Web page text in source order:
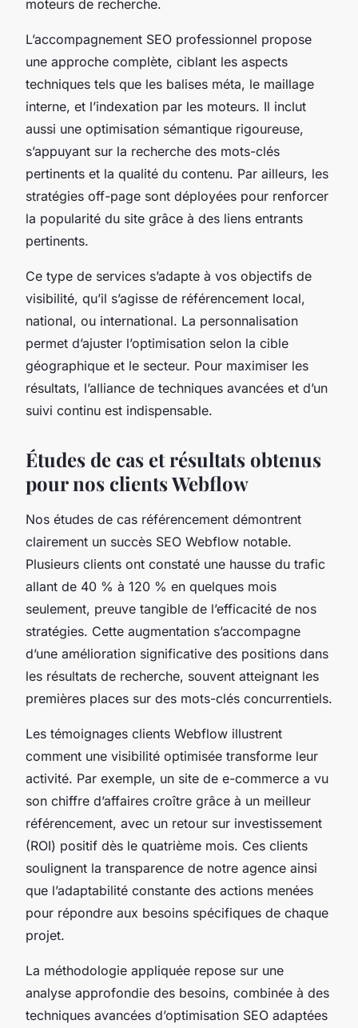
moteurs de recherche.
L’accompagnement SEO professionnel propose
une approche complète, ciblant les aspects
techniques tels que les balises méta, le maillage
interne, et l’indexation par les moteurs. Il inclut
aussi une optimisation sémantique rigoureuse,
s’appuyant sur la recherche des mots-clés
pertinents et la qualité du contenu. Par ailleurs, les
stratégies off-page sont déployées pour renforcer
la popularité du site grâce à des liens entrants
pertinents.
Ce type de services s’adapte à vos objectifs de
visibilité, qu’il s’agisse de référencement local,
national, ou international. La personnalisation
permet d’ajuster l’optimisation selon la cible
géographique et le secteur. Pour maximiser les
résultats, l’alliance de techniques avancées et d’un
suivi continu est indispensable.
Études de cas et résultats obtenus
pour nos clients Webflow
Nos études de cas référencement démontrent
clairement un succès SEO Webflow notable.
Plusieurs clients ont constaté une hausse du trafic
allant de 40 % à 120 % en quelques mois
seulement, preuve tangible de l’efficacité de nos
stratégies. Cette augmentation s’accompagne
d’une amélioration significative des positions dans
les résultats de recherche, souvent atteignant les
premières places sur des mots-clés concurrentiels.
Les témoignages clients Webflow illustrent
comment une visibilité optimisée transforme leur
activité. Par exemple, un site de e-commerce a vu
son chiffre d’affaires croître grâce à un meilleur
référencement, avec un retour sur investissement
(ROI) positif dès le quatrième mois. Ces clients
soulignent la transparence de notre agence ainsi
que l’adaptabilité constante des actions menées
pour répondre aux besoins spécifiques de chaque
projet.
La méthodologie appliquée repose sur une
analyse approfondie des besoins, combinée à des
techniques avancées d’optimisation SEO adaptées